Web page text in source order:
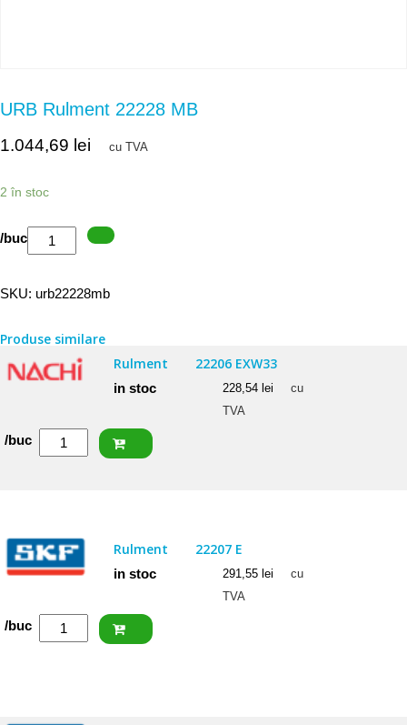
URB Rulment 22228 MB
1.044,69 lei cu TVA
2 în stoc
Cantitate
URB
/buc
SKU: urb22228mb
Produse similare
Rulment
22206 EXW33
in stoc 228,54 lei
cu
TVA
Cantitate
NACHI
/buc
Rulment 22207 E
in stoc 291,55 lei
cu
TVA
Cantitate
/buc